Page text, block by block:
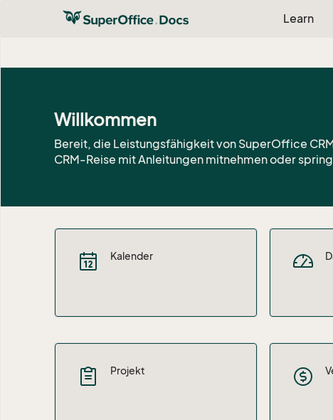
Learn
Willkommen
Bereit, die Leistungsfähigkeit von SuperOffice
CRM-Reise mit Anleitungen mitnehmen oder
Kalender
Projekt